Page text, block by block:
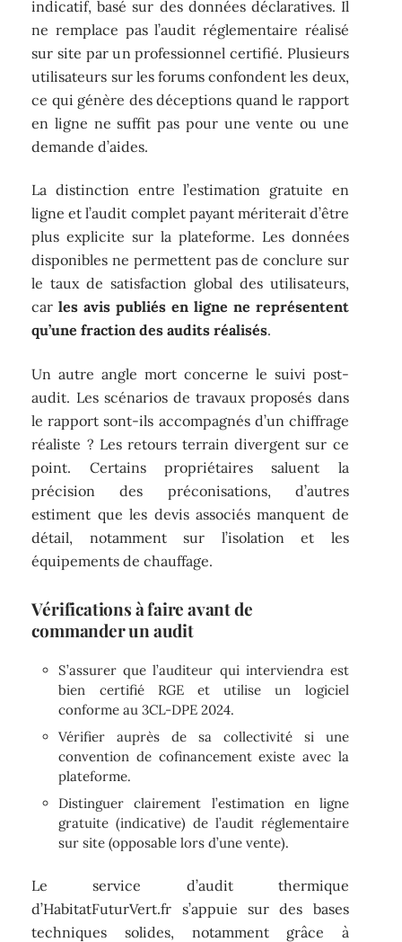
indicatif, basé sur des données déclaratives. Il
ne remplace pas l’audit réglementaire réalisé
sur site par un professionnel certifié. Plusieurs
utilisateurs sur les forums confondent les deux,
ce qui génère des déceptions quand le rapport
en ligne ne suffit pas pour une vente ou une
demande d’aides.
La distinction entre l’estimation gratuite en
ligne et l’audit complet payant mériterait d’être
plus explicite sur la plateforme. Les données
disponibles ne permettent pas de conclure sur
le taux de satisfaction global des utilisateurs,
carles avis publiés en ligne ne représentent
qu’une fraction des audits réalisés.
Un autre angle mort concerne le suivi post-
audit. Les scénarios de travaux proposés dans
le rapport sont-ils accompagnés d’un chiffrage
réaliste ? Les retours terrain divergent sur ce
point. Certains propriétaires saluent la
précision des préconisations, d’autres
estiment que les devis associés manquent de
détail, notamment sur l’isolation et les
équipements de chauffage.
Vérifications à faire avant de
commander un audit
S’assurer que l’auditeur qui interviendra est
bien certifié RGE et utilise un logiciel
conforme au 3CL-DPE 2024.
Vérifier auprès de sa collectivité si une
convention de cofinancement existe avec la
plateforme.
Distinguer clairement l’estimation en ligne
gratuite (indicative) de l’audit réglementaire
sur site (opposable lors d’une vente).
Le service d’audit thermique
d’HabitatFuturVert.fr s’appuie sur des bases
techniques solides, notamment grâce à